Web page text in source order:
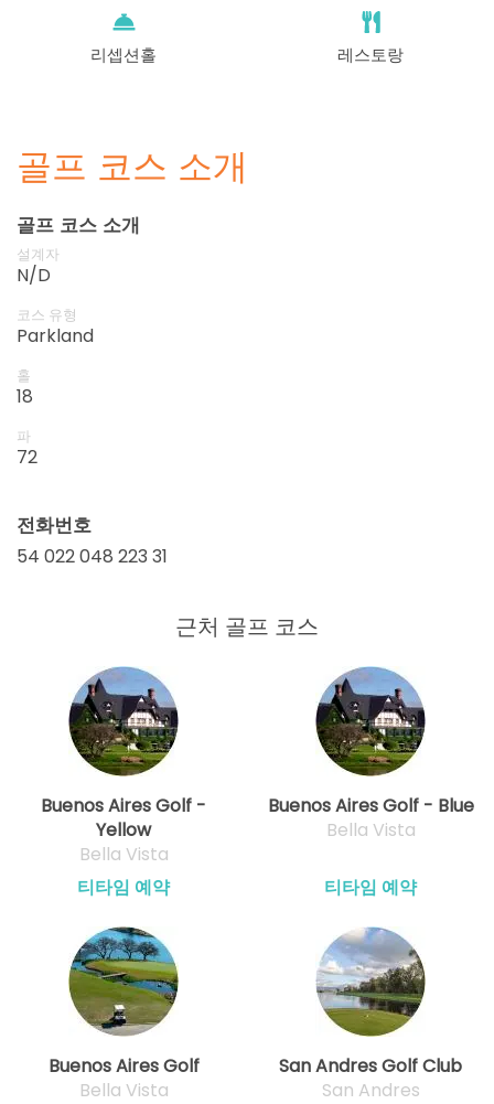
리셉션홀 레스토랑
골프 코스 소개
골프 코스 소개
설계자
N/D
코스 유형
Parkland
홀
18
파
72
전화번호
54 022 048 223 31
근처 골프 코스
Buenos Aires Golf -
Yellow
Bella Vista
티타임 예약
Buenos Aires Golf - Blue
Bella Vista
티타임 예약
Buenos Aires Golf
Bella Vista
San Andres Golf Club
San Andres